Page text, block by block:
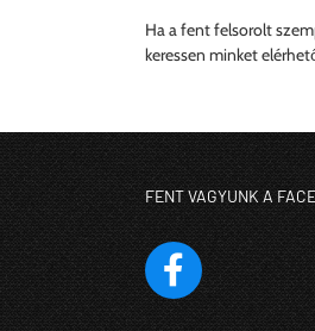
Ha a fent felsorolt
keressen minket
FENT VAGYUNK A